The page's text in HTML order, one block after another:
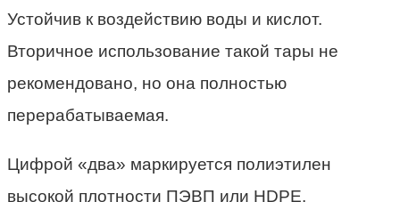
Устойчив к воздействию воды и кислот.
Вторичное использование такой тары не
рекомендовано, но она полностью
перерабатываемая.
Цифрой «два» маркируется полиэтилен
высокой плотности ПЭВП или HDPE.